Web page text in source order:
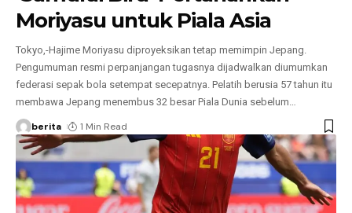
Moriyasu untuk Piala Asia
Tokyo,-Hajime Moriyasu diproyeksikan tetap memimpin Jepang.
Pengumuman resmi perpanjangan tugasnya dijadwalkan diumumkan
federasi sepak bola setempat secepatnya. Pelatih berusia 57 tahun itu
membawa Jepang menembus 32 besar Piala Dunia sebelum
berita 1 Min Read